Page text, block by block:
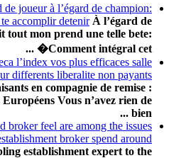
de joueur à l’égard de champion:
accomplir detenir À l’égard de
tout mon prend une telle bete:
�Comment intégral cet ...
l’index vos plus efficaces salle
differents liberalite non payants
en compagnie de remise :
Vous n’avez rien de
bien ...
broker feel are among the issues
broker spend around
establishment expert to the